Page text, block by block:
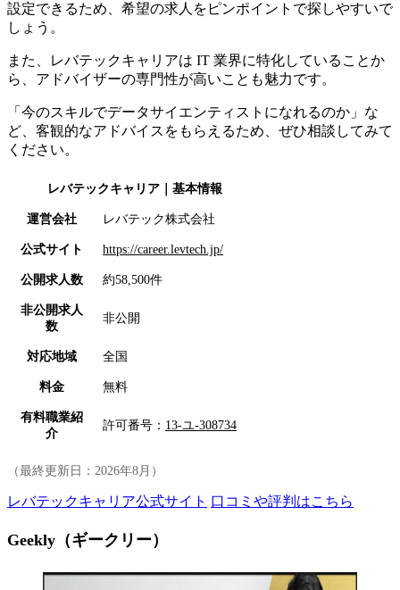
設定できるため、希望の求人をピンポイントで探しやすいで
しょう。
また、レバテックキャリアは IT 業界に特化していることか
ら、アドバイザーの専門性が高いことも魅力です。
「今のスキルでデータサイエンティストになれるのか」な
ど、客観的なアドバイスをもらえるため、ぜひ相談してみて
ください。
レバテックキャリア｜基本情報
運営会社 レバテック株式会社
公式サイト https://career.levtech.jp/
公開求人数 約58,500件
非公開求人
数
非公開
対応地域 全国
料金 無料
有料職業紹
介
許可番号： 13-ユ-308734
（最終更新日： 2026年8月 ）
レバテックキャリア公式サイト 口コミや評判はこちら
Geekly（ギークリー）